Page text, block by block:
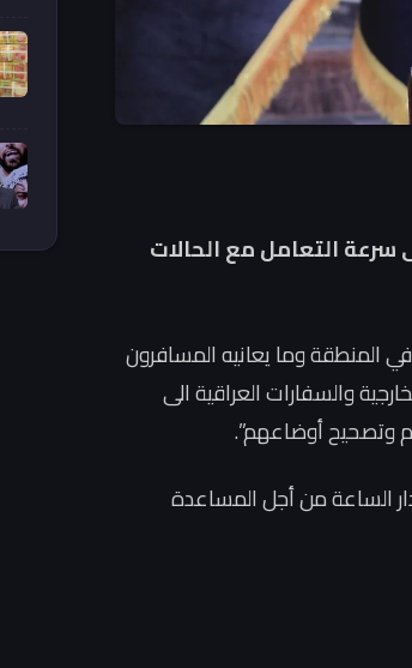
سرعة التعامل مع الحالات
المنطقة وما يعانيه المسافرون
والسفارات العراقية الى
وتصحيح أوضاعهم”.
الساعة من أجل المساعدة